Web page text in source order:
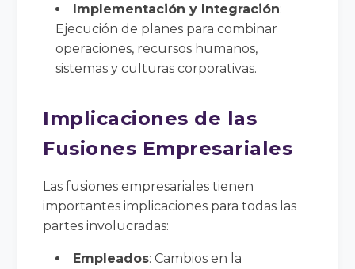
Implementación y Integración:
Ejecución de planes para combinar
operaciones, recursos humanos,
sistemas y culturas corporativas.
Implicaciones de las
Fusiones Empresariales
Las fusiones empresariales tienen
importantes implicaciones para todas las
partes involucradas:
Empleados: Cambios en la